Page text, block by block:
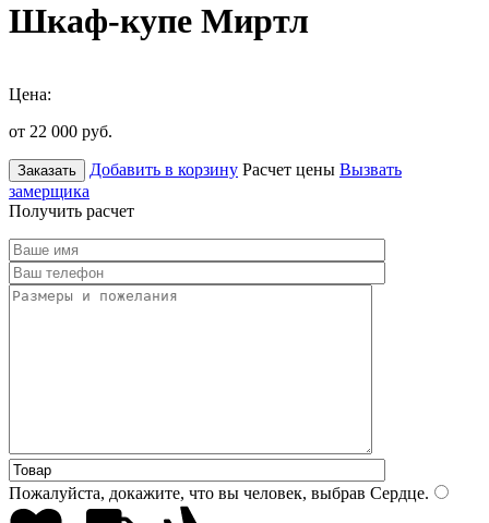
Шкаф-купе Миртл
Цена:
от 22 000 руб.
Заказать Добавить в корзину Расчет цены Вызвать
замерщика
Получить расчет
Пожалуйста, докажите, что вы человек, выбрав Сердце.